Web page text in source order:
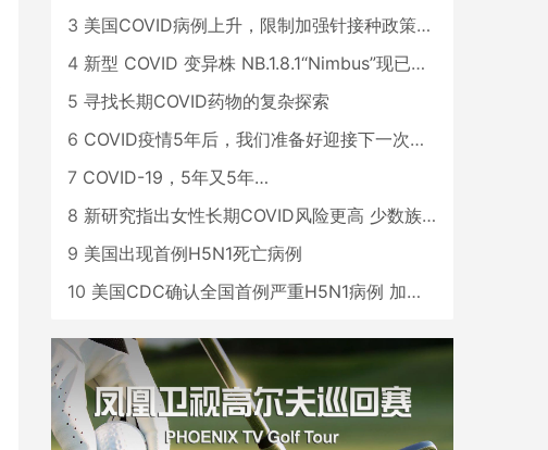
3 美国COVID病例上升，限制加强针接种政策即将出台
4 新型 COVID 变异株 NB.1.8.1“Nimbus”现已在美国占据主导地位
5 寻找长期COVID药物的复杂探索
6 COVID疫情5年后，我们准备好迎接下一次大流行了吗？
7 COVID-19，5年又5年…
8 新研究指出女性长期COVID风险更高 少数族裔儿童存在差异
9 美国出现首例H5N1死亡病例
10 美国CDC确认全国首例严重H5N1病例 加州进入紧急状态